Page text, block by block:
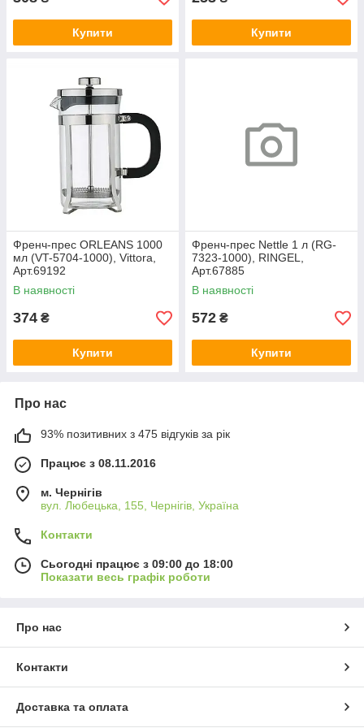
Купити Купити
Френч-прес ORLEANS 1000
мл (VT-5704-1000), Vittora,
Арт.69192
В наявності
374 ₴
Купити
Френч-прес Nettle 1 л (RG-
7323-1000), RINGEL,
Арт.67885
В наявності
572 ₴
Купити
Про нас
93% позитивних з 475 відгуків за рік
Працює з 08.11.2016
м. Чернігів
вул. Любецька, 155, Чернігів, Україна
Контакти
Сьогодні працює з 09:00 до 18:00
Показати весь графік роботи
Про нас
Контакти
Доставка та оплата